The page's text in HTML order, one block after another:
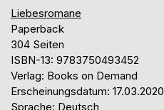
Liebesromane
Paperback
304 Seiten
ISBN-13: 9783750493452
Verlag: Books on Demand
Erscheinungsdatum: 17.03.2020
Sprache: Deutsch